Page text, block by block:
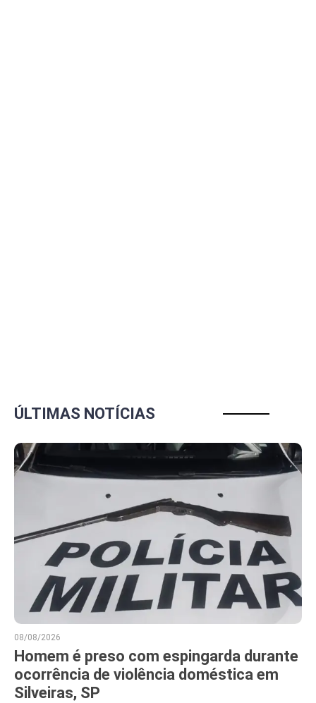
ÚLTIMAS NOTÍCIAS
08/08/2026
Homem é preso com espingarda durante
ocorrência de violência doméstica em
Silveiras, SP